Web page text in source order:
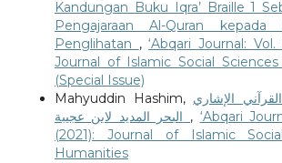
Kandungan Buku Iqra’ Braille 1
Pengajaraan Al-Quran kepada
Penglihatan ,‘Abqari Journal:
Journal of Islamic Social
(Special Issue)
Mahyuddin Hashim, الإشاري
, ‘Abqari
(2021): Journal of Islamic
Humanities